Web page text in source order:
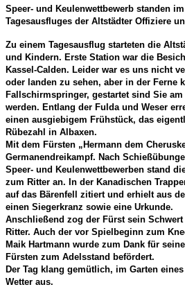
Speer- und Keulenwettbewerb standen
Tagesausfluges der Altstädter Offiziere
Zu einem Tagesausflug starteten die
und Kindern. Erste Station war die
Kassel-Calden. Leider war es uns nicht
oder landen zu sehen, aber in der Ferne
Fallschirmspringer, gestartet sind Sie
werden. Entlang der Fulda und Weser
einen ausgiebigem Frühstück, das
Rübezahl in Albaxen.
Mit dem Fürsten „Hermann dem
Germanendreikampf. Nach
Speer- und Keulenwettbewerben stand
zum Ritter an. In der Kanadischen
auf das Bärenfell zitiert und erhielt aus
einen Siegerkranz sowie eine Urkunde.
Anschließend zog der Fürst sein
Ritter. Auch der vor Spielbeginn zum
Maik Hartmann wurde zum Dank für
Fürsten zum Adelsstand befördert.
Der Tag klang gemütlich, im Garten
Wetter aus.